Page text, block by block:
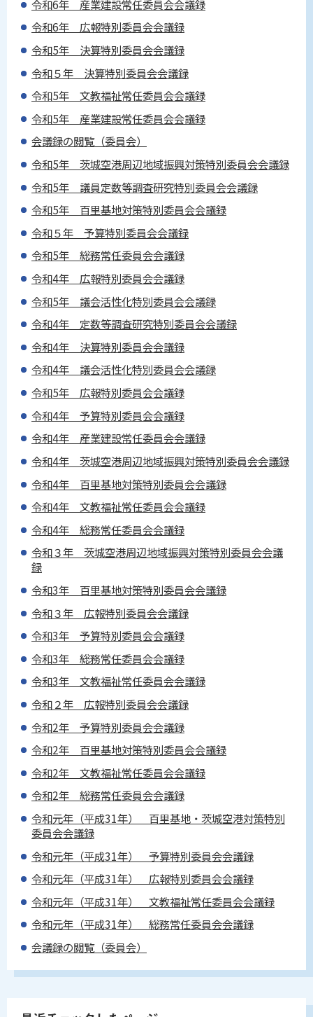
令和6年 産業建設常任委員会会議録
令和6年 広報特別委員会会議録
令和5年 決算特別委員会会議録
令和５年 決算特別委員会会議録
令和5年 文教福祉常任委員会会議録
令和5年 産業建設常任委員会会議録
会議録の閲覧（委員会）
令和5年 茨城空港周辺地域振興対策特別委員会会議録
令和5年 議員定数等調査研究特別委員会会議録
令和5年 百里基地対策特別委員会会議録
令和５年 予算特別委員会会議録
令和5年 総務常任委員会会議録
令和4年 広報特別委員会会議録
令和5年 議会活性化特別委員会会議録
令和4年 定数等調査研究特別委員会会議録
令和4年 決算特別委員会会議録
令和4年 議会活性化特別委員会会議録
令和5年 広報特別委員会会議録
令和4年 予算特別委員会会議録
令和4年 産業建設常任委員会会議録
令和4年 茨城空港周辺地域振興対策特別委員会会議録
令和4年 百里基地対策特別委員会会議録
令和4年 文教福祉常任委員会会議録
令和4年 総務常任委員会会議録
令和３年 茨城空港周辺地域振興対策特別委員会会議
録
令和3年 百里基地対策特別委員会会議録
令和３年 広報特別委員会会議録
令和3年 予算特別委員会会議録
令和3年 総務常任委員会会議録
令和3年 文教福祉常任委員会会議録
令和２年 広報特別委員会会議録
令和2年 予算特別委員会会議録
令和2年 百里基地対策特別委員会会議録
令和2年 文教福祉常任委員会会議録
令和2年 総務常任委員会会議録
令和元年（平成31年） 百里基地・茨城空港対策特別
委員会会議録
令和元年（平成31年） 予算特別委員会会議録
令和元年（平成31年） 広報特別委員会会議録
令和元年（平成31年） 文教福祉常任委員会会議録
令和元年（平成31年） 総務常任委員会会議録
会議録の閲覧（委員会）